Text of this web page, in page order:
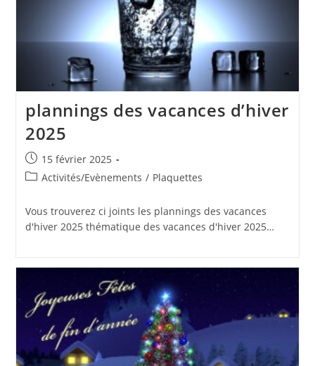
plannings des vacances d’hiver
2025
Publication
publiée :
15 février 2025
PostActivités/Evènements / Plaquettes
Vous trouverez ci joints les plannings des vacances
d'hiver 2025 thématique des vacances d'hiver 2025…